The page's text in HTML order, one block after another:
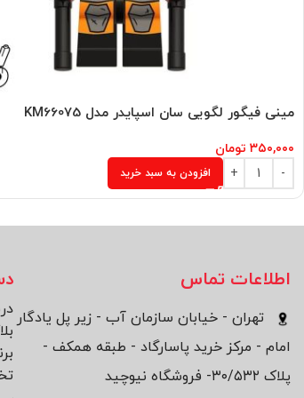
مینی فیگور لگویی سان اسپایدر مدل KM66075
۳۵۰,۰۰۰ تومان
افزودن به سبد خرید
اطلاعات تماس
تهران - خیابان سازمان آب - زیر پل یادگار
امام - مرکز خرید پاسارگاد - طبقه همکف -
پلاک ۳۰/۵۳۲- فروشگاه نیوچید